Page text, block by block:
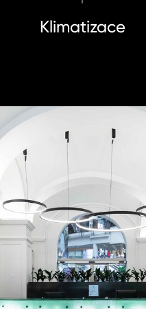
Klimatizace